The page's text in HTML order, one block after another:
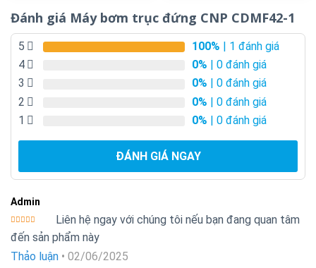
Đánh giá Máy bơm trục đứng CNP CDMF42-1
5 100% | 1 đánh giá
4
0% | 0 đánh giá
3
0% | 0 đánh giá
2
0% | 0 đánh giá
1
0% | 0 đánh giá
ĐÁNH GIÁ NGAY
Admin
Được xếp
hạng 55
Liên hệ ngay với chúng tôi nếu bạn đang quan tâm
đến sản phẩm này
Thảo luận • 02/06/2025